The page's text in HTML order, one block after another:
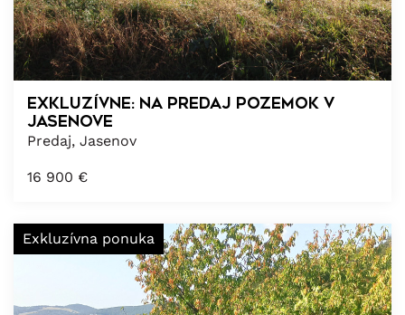
Exkluzívne: Na predaj pozemok v
Jasenove
Predaj, Jasenov
16 900 €
Exkluzívna ponuka